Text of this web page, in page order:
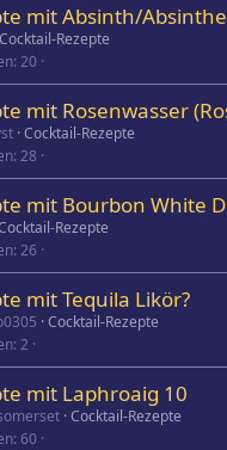
mit Absinth/Absinthe
Cocktail-Rezepte
20
mit Rosenwasser
Cocktail-Rezepte
28
mit Bourbon White
Rezepte
26
mit Tequila Likör?
Cocktail-Rezepte
2
mit Laphroaig 10
Cocktail-Rezepte
60